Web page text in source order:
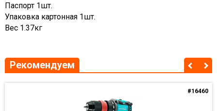
Паспорт 1шт.
Упаковка картонная 1шт.
Вес 1.37кг
Рекомендуем
#16460